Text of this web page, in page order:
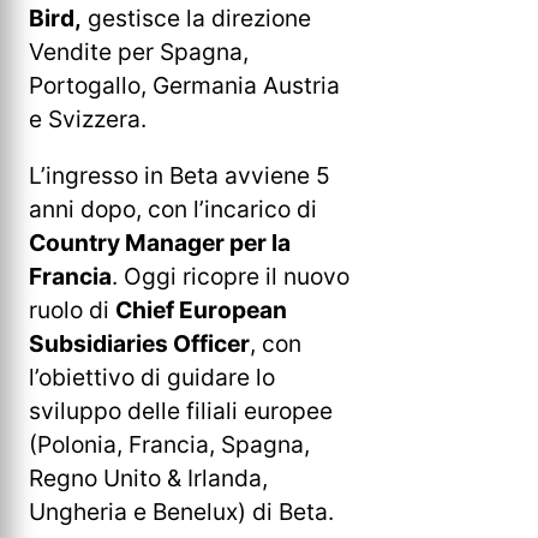
Bird, gestisce la direzione
Vendite per Spagna,
Portogallo, Germania Austria
e Svizzera.
L’ingresso in Beta avviene 5
anni dopo, con l’incarico di
Country Manager per la
Francia. Oggi ricopre il nuovo
ruolo di Chief European
Subsidiaries Officer, con
l’obiettivo di guidare lo
sviluppo delle filiali europee
(Polonia, Francia, Spagna,
Regno Unito & Irlanda,
Ungheria e Benelux) di Beta.